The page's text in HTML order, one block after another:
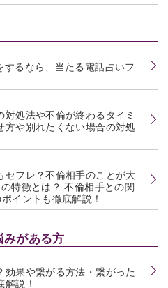
人からのサインやスピリチュ
？復縁相談におすすめの占
るなら、当たる電話占いフ
対処法や不倫が終わるタイミ
や別れたくない場合の対処
セフレ？不倫相手のことが大
特徴とは？ 不倫相手との関
イントも徹底解説！